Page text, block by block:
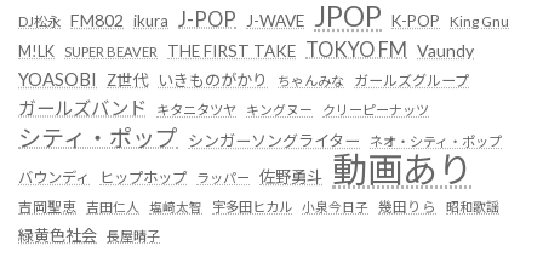
DJ松永 FM802 ikura J-POP J-WAVE JPOP K-POP
King Gnu
M!LK
SUPER BEAVER THE FIRST TAKE TOKYO FM Vaundy
YOASOBI Z世代 いきものがかり ちゃんみな ガールズグループ
ガールズバンド キタニタツヤ キングヌー クリーピーナッツ
シティ・ポップ シンガーソングライター ネオ・シティ・ポップ
バウンディ ヒップホップ ラッパー 佐野勇斗 動画あり
吉岡聖恵 吉田仁人 塩﨑太智 宇多田ヒカル 小泉今日子 幾田りら 昭和歌謡
緑黄色社会 長屋晴子